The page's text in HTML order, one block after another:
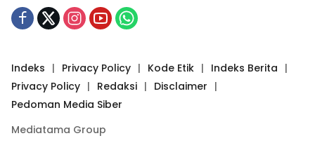
Indeks Privacy Policy Kode Etik
Indeks Berita
Privacy Policy
Redaksi
Disclaimer
Pedoman Media Siber
Mediatama Group